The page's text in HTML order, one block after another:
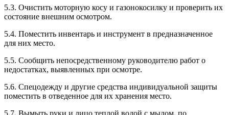
5.3. Очистить моторную косу и газонокосилку и проверить их
состояние внешним осмотром.
5.4. Поместить инвентарь и инструмент в предназначенное
для них место.
5.5. Сообщить непосредственному руководителю работ о
недостатках, выявленных при осмотре.
5.6. Спецодежду и другие средства индивидуальной защиты
поместить в отведенное для их хранения место.
5.7. Вымыть руки и лицо теплой водой с мылом, по